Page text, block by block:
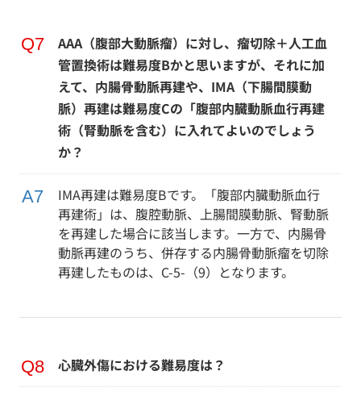
AAA（腹部大動脈瘤）に対し、瘤切除＋人工血
管置換術は難易度Bかと思いますが、それに加
えて、内腸骨動脈再建や、IMA（下腸間膜動
脈）再建は難易度Cの「腹部内臓動脈血行再建
術（腎動脈を含む）に入れてよいのでしょう
か？
IMA再建は難易度Bです。「腹部内臓動脈血行
再建術」は、腹腔動脈、上腸間膜動脈、腎動脈
を再建した場合に該当します。一方で、内腸骨
動脈再建のうち、併存する内腸骨動脈瘤を切除
再建したものは、C-5-（9）となります。
心臓外傷における難易度は？